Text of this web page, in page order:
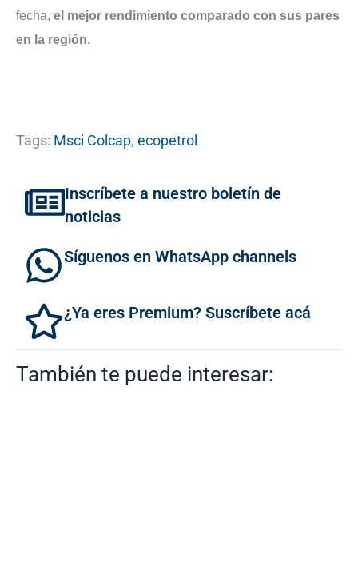
fecha, el mejor rendimiento comparado con sus pares
en la región.
Tags: Msci Colcap, ecopetrol
Inscríbete a nuestro boletín de
noticias
Síguenos en WhatsApp channels
¿Ya eres Premium? Suscríbete acá
También te puede interesar: